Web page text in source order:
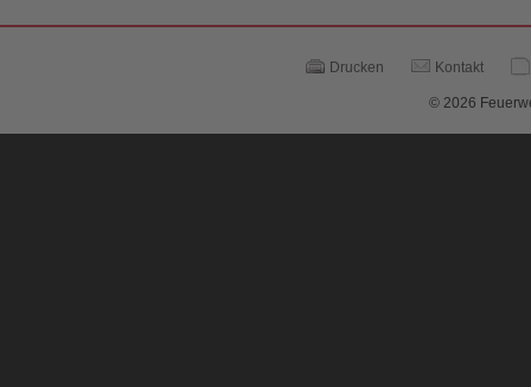
Drucken Kontakt
© 2026